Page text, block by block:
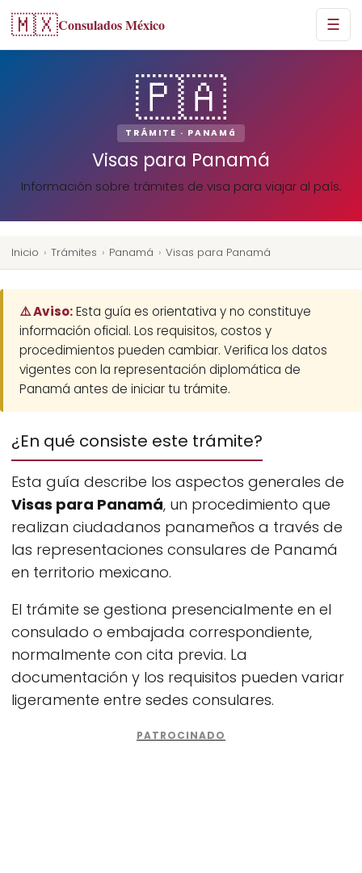
🇲🇽Consulados México ☰
🇵🇦
TRÁMITE · PANAMá
Visas para Panamá
Información sobre trámites de visa para viajar al país.
Inicio › Trámites › Panamá › Visas para Panamá
⚠️ Aviso:Esta guía es orientativa y no constituye
información oficial. Los requisitos, costos y
procedimientos pueden cambiar. Verifica los datos
vigentes con la representación diplomática de
Panamá antes de iniciar tu trámite.
¿En qué consiste este trámite?
Esta guía describe los aspectos generales de
Visas para Panamá, un procedimiento que
realizan ciudadanos panameños a través de
las representaciones consulares de Panamá
en territorio mexicano.
El trámite se gestiona presencialmente en el
consulado o embajada correspondiente,
normalmente con cita previa. La
documentación y los requisitos pueden variar
ligeramente entre sedes consulares.